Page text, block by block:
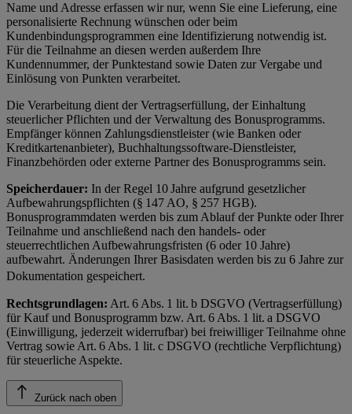
Name und Adresse erfassen wir nur, wenn Sie eine Lieferung, eine
personalisierte Rechnung wünschen oder beim
Kundenbindungsprogrammen eine Identifizierung notwendig ist.
Für die Teilnahme an diesen werden außerdem Ihre
Kundennummer, der Punktestand sowie Daten zur Vergabe und
Einlösung von Punkten verarbeitet.
Die Verarbeitung dient der Vertragserfüllung, der Einhaltung
steuerlicher Pflichten und der Verwaltung des Bonusprogramms.
Empfänger können Zahlungsdienstleister (wie Banken oder
Kreditkartenanbieter), Buchhaltungssoftware-Dienstleister,
Finanzbehörden oder externe Partner des Bonusprogramms sein.
Speicherdauer: In der Regel 10 Jahre aufgrund gesetzlicher
Aufbewahrungspflichten (§ 147 AO, § 257 HGB).
Bonusprogrammdaten werden bis zum Ablauf der Punkte oder Ihrer
Teilnahme und anschließend nach den handels- oder
steuerrechtlichen Aufbewahrungsfristen (6 oder 10 Jahre)
aufbewahrt. Änderungen Ihrer Basisdaten werden bis zu 6 Jahre zur
Dokumentation gespeichert.
Rechtsgrundlagen: Art. 6 Abs. 1 lit. b DSGVO (Vertragserfüllung)
für Kauf und Bonusprogramm bzw. Art. 6 Abs. 1 lit. a DSGVO
(Einwilligung, jederzeit widerrufbar) bei freiwilliger Teilnahme ohne
Vertrag sowie Art. 6 Abs. 1 lit. c DSGVO (rechtliche Verpflichtung)
für steuerliche Aspekte.
Zurück nach oben